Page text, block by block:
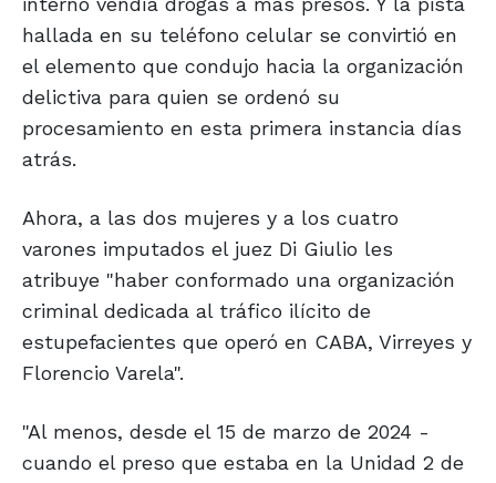
hallada en su teléfono celular se convirtió en
el elemento que condujo hacia la organización
delictiva para quien se ordenó su
procesamiento en esta primera instancia días
atrás.
Ahora, a las dos mujeres y a los cuatro
varones imputados el juez Di Giulio les
atribuye "haber conformado una organización
criminal dedicada al tráfico ilícito de
estupefacientes que operó en CABA, Virreyes y
Florencio Varela".
"Al menos, desde el 15 de marzo de 2024 -
cuando el preso que estaba en la Unidad 2 de